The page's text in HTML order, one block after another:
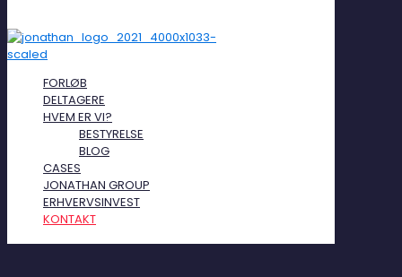
FORLØB
DELTAGERE
HVEM ER VI?
BESTYRELSE
BLOG
CASES
JONATHAN GROUP
ERHVERVSINVEST
KONTAKT